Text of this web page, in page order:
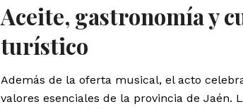
Aceite, gastronomía y
turístico
Además de la oferta musical, el acto
valores esenciales de la provincia de Jaén.